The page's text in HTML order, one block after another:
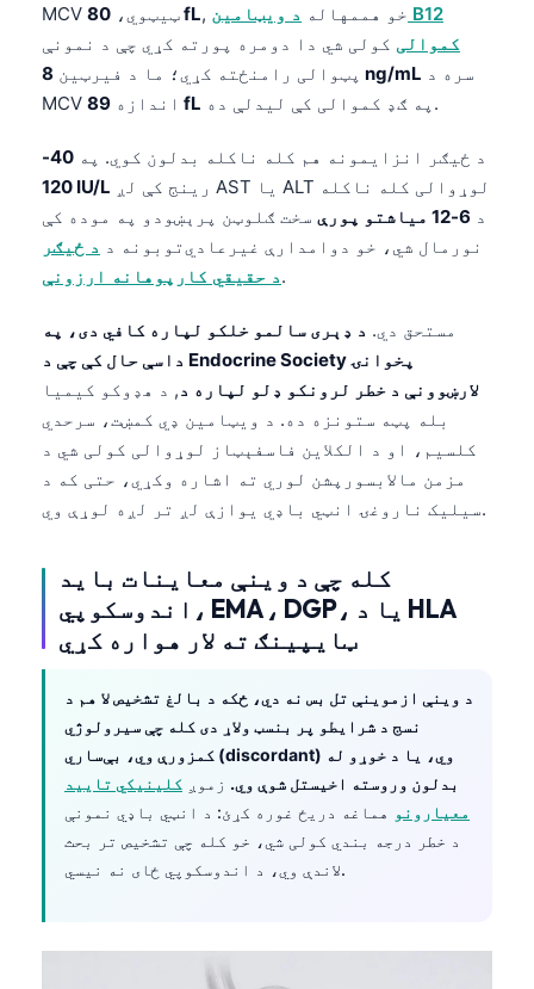
MCV ټیټوي،80 fL , خو هممهاله د ویټامین B12
کموالی کولی شي دا دومره پورته کړي چې د نمونې
پټوالی رامنځته کړي؛ ما د فیرټین 8 ng/mL
MCV اندازه 89 fL په ګډ کموالی کې لیدلې ده.
د ځیګر انزایمونه هم کله ناکله بدلون کوي. په
40-
120 IU/L
د 6-12 میاشتو پورې
سخت ګلوټن پرېښودو په موده کې
نورمال شي، خو دوامدارې غیرعادي‌توبونه د د ځیګر
د حقیقي کارپوهانه ارزونې.
مستحق دي. د ډېری سالمو خلکو لپاره کافي دی، په
داسې حال کې چې د Endocrine Society پخوانۍ
لارښوونې د خطر لرونکو ډلو لپاره د, د هډوکو کیمیا
بله پټه ستونزه ده. د ویټامین ډي کمښت، سرحدي
کلسیم، او د الکلاین فاسفېټاز لوړوالی کولی شي د
مزمن مالابسورپشن لوري ته اشاره وکړي، حتی که د
سیلیک ناروغۍ انټي باډي یوازې لږ تر لږه لوړې وي.
کله چې د وینې معاینات باید
اندوسکوپي، EMA، DGP، یا د HLA
ټایپینګ ته لار هواره کړي
د وینې ازموینې تل بس نه دي، ځکه د بالغ تشخیص لا هم د
نسج د شرایطو پر بنسټ ولاړ دی کله چې سیرولوژي
کمزورې وي، بې‌ساري (discordant) وي، یا د خوړو له
بدلون وروسته اخیستل شوې وي. زموږ کلینیکي تایید
معیارونو هماغه دریځ غوره کړئ: د انټي باډي نمونې
د خطر درجه بندي کولی شي، خو کله چې تشخیص تر بحث
لاندې وي، د اندوسکوپي ځای نه نیسي.
Nederlands
हिन्दी
Bahasa Indonesia
Հայերեն
Íslenska
Svenska
Bosanski
Azərbaycan dili
日本語
Čeština
ქართული
Русский
Lietuvių kalba
한국어
Slovenščina
Magyar
বাংলা
اردو
मराठी